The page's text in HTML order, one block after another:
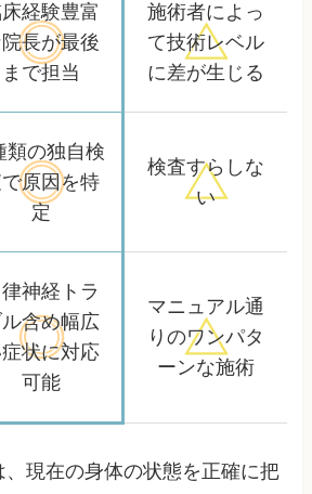
経験豊富
長が最後
まで担当
施術者によっ
て技術レベル
に差が生じる
類の独自検
原因を特
定
検査すらしな
い
神経トラ
含め幅広
状に対応
可能
マニュアル通
りのワンパタ
ーンな施術
現在の身体の状態を正確に把